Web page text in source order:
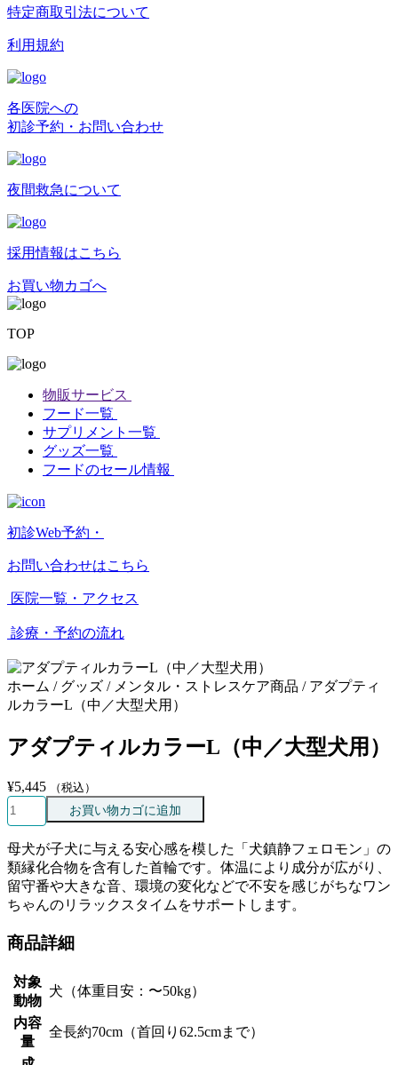
特定商取引法について
利用規約
各医院への
初診予約・お問い合わせ
夜間救急について
採用情報はこちら
お買い物カゴへ
TOP
物販サービス
フード一覧
サプリメント一覧
グッズ一覧
フードのセール情報
初診Web予約・
お問い合わせはこちら
医院一覧・アクセス
診療・予約の流れ
ホーム / グッズ / メンタル・ストレスケア商品 / アダプティ
ルカラーL（中／大型犬用）
アダプティルカラーL（中／大型犬用）
¥5,445 （税込）
ア
ダ
プ
テ
ィ
ル
カ
ラ
ー
L（中
／
大
型
お買い物カゴに追加
母犬が子犬に与える安心感を模した「犬鎮静フェロモン」の
類縁化合物を含有した首輪です。体温により成分が広がり、
留守番や大きな音、環境の変化などで不安を感じがちなワン
ちゃんのリラックスタイムをサポートします。
商品詳細
対象
動物
犬（体重目安：〜50kg）
内容
量
全長約70cm（首回り62.5cmまで）